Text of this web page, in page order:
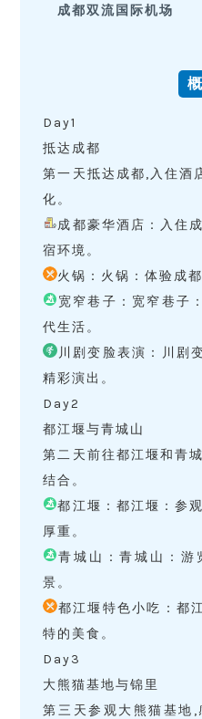
成都双流国际机场
Day1
抵达成都
第一天抵达成都,入住酒
化。
成都豪华酒店：入住
宿环境。
火锅：火锅：体验成
宽窄巷子：宽窄巷子
代生活。
川剧变脸表演：川剧
精彩演出。
Day2
都江堰与青城山
第二天前往都江堰和青
结合。
都江堰：都江堰：参
厚重。
青城山：青城山：游
景。
都江堰特色小吃：都
特的美食。
Day3
大熊猫基地与锦里
第三天参观大熊猫基地